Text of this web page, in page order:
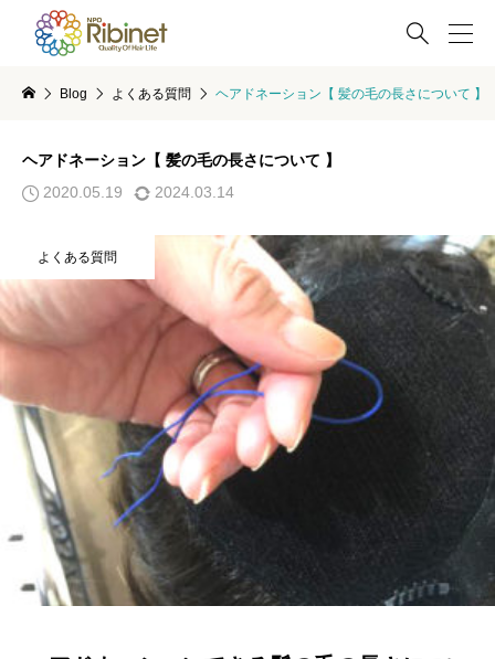

Blog よくある質問 ヘアドネーション【 髪の毛の長さについて 】
ヘアドネーション【 髪の毛の長さについて 】
2020.05.19
2024.03.14
よくある質問